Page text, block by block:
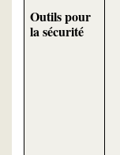
Outils pour
la sécurité